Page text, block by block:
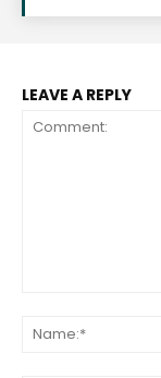
LEAVE A REPLY